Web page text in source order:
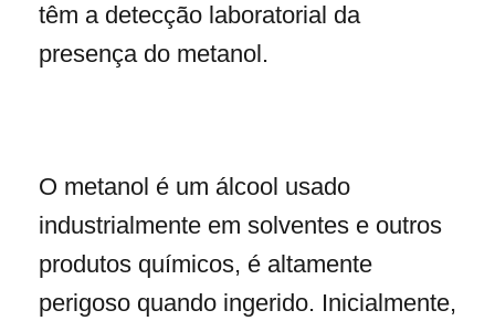
têm a detecção laboratorial da
presença do metanol.
O metanol é um álcool usado
industrialmente em solventes e outros
produtos químicos, é altamente
perigoso quando ingerido. Inicialmente,